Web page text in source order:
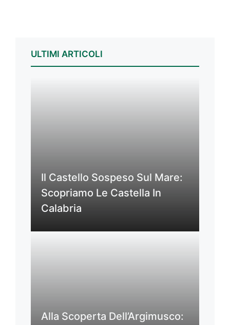
ULTIMI ARTICOLI
Il Castello Sospeso Sul Mare:
Scopriamo Le Castella In
Calabria
Alla Scoperta Dell’Argimusco: